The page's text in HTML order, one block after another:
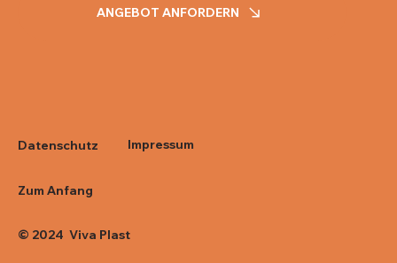
ANGEBOT ANFORDERN
Datenschutz
Zum Anfang
© 2024 Viva Plast
Impressum